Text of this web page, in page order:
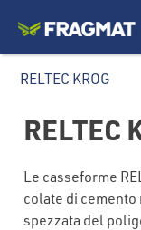
RELTEC KROG
RELTEC
Le casseforme
colate di
spezzata del